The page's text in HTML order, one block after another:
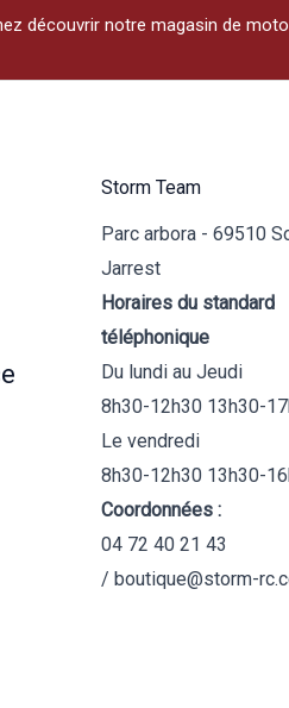
découvrir notre magasin de
Storm Team
Parc arbora - 69510
Jarrest
Horaires du standard
téléphonique
Du lundi au Jeudi
8h30-12h30 13h30-
Le vendredi
8h30-12h30 13h30-
Coordonnées :
04 72 40 21 43
/ boutique@storm-